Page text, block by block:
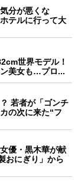
分が悪くな
テルに行って大
世界モデル！
美女も…プロ...
若者が「ゴンチ
の次に来た“フ
優・黒木華が献
おにぎり」から